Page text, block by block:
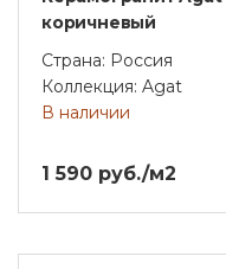
коричневый
Страна: Россия
Коллекция: Agat
В наличии
1 590 руб./м2